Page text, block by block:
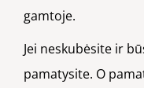
gamtoje.
Jei neskubėsite ir
pamatysite. O